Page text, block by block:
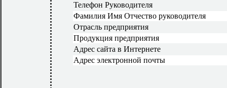
Телефон Руководителя
Фамилия Имя Отчество руководителя
Отрасль предприятия
Продукция предприятия
Адрес сайта в Интернете
Адрес электронной почты